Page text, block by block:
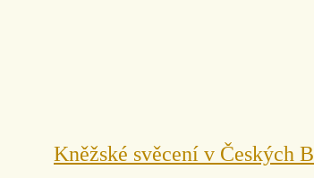
Kněžské svěcení v Českých